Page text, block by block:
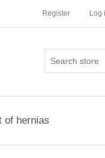
Register Log
of hernias